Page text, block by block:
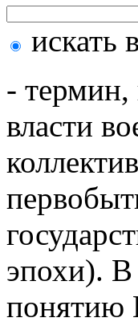
искать
-
власти
эпохи). В
понятию